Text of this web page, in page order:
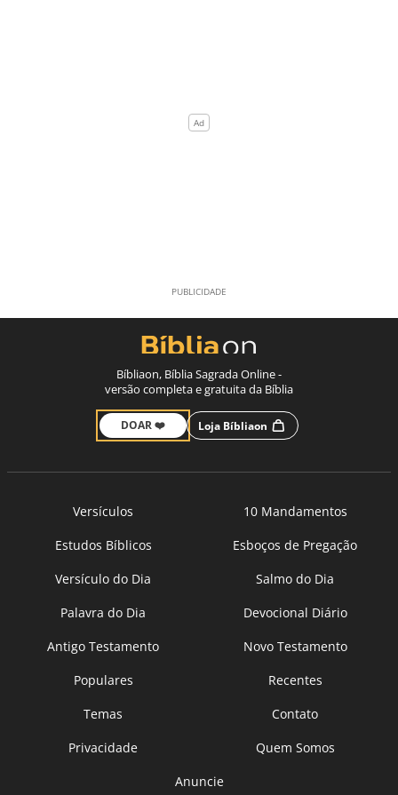
Bíbliaon, Bíblia Sagrada Online -
versão completa e gratuita da Bíblia
DOAR ❤️ Loja Bíbliaon
Versículos
10 Mandamentos
Estudos Bíblicos
Esboços de Pregação
Versículo do Dia
Salmo do Dia
Palavra do Dia
Devocional Diário
Antigo Testamento
Novo Testamento
Populares
Recentes
Temas
Contato
Privacidade
Quem Somos
Anuncie